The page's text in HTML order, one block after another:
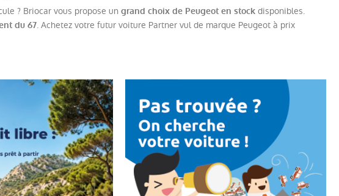
? Briocar vous propose un grand choix de Peugeot en stock disponibles.
du 67. Achetez votre futur voiture Partner vul de marque Peugeot à prix